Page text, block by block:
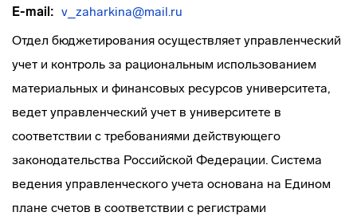
E-mail: v_zaharkina@mail.ru
Отдел бюджетирования осуществляет управленческий
учет и контроль за рациональным использованием
материальных и финансовых ресурсов университета,
ведет управленческий учет в университете в
соответствии с требованиями действующего
законодательства Российской Федерации. Система
ведения управленческого учета основана на Едином
плане счетов в соответствии с регистрами